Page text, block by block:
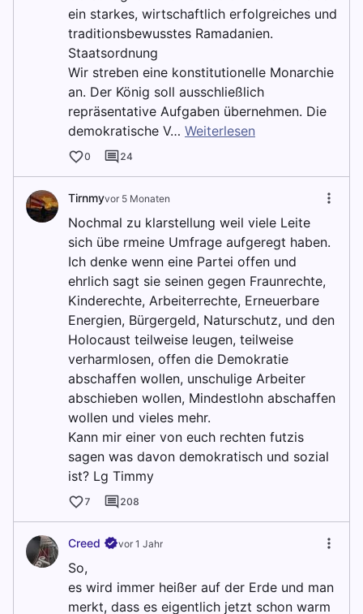
ein starkes, wirtschaftlich erfolgreiches und
traditionsbewusstes Ramadanien.
Staatsordnung
Wir streben eine konstitutionelle Monarchie
an. Der König soll ausschließlich
repräsentative Aufgaben übernehmen. Die
demokratische V… Weiterlesen
0 24
Tirnmyvor 5 Monaten
Nochmal zu klarstellung weil viele Leite
sich übe rmeine Umfrage aufgeregt haben.
Ich denke wenn eine Partei offen und
ehrlich sagt sie seinen gegen Fraunrechte,
Kinderechte, Arbeiterrechte, Erneuerbare
Energien, Bürgergeld, Naturschutz, und den
Holocaust teilweise leugen, teilweise
verharmlosen, offen die Demokratie
abschaffen wollen, unschulige Arbeiter
abschieben wollen, Mindestlohn abschaffen
wollen und vieles mehr.
Kann mir einer von euch rechten futzis
sagen was davon demokratisch und sozial
ist? Lg Timmy
7 208
Creed vor 1 Jahr
So,
es wird immer heißer auf der Erde und man
merkt, dass es eigentlich jetzt schon warm